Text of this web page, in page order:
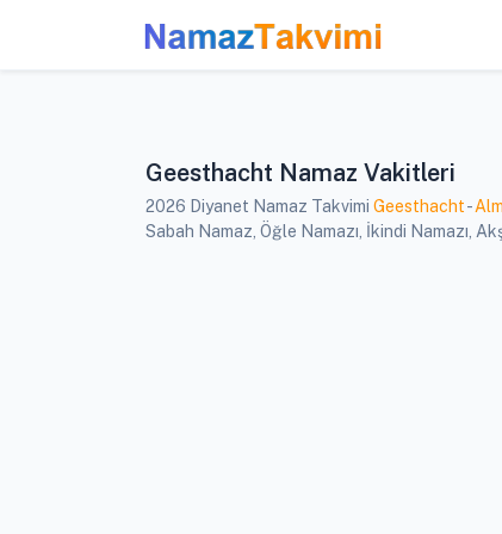
Geesthacht Namaz Vakitleri
2026 Diyanet Namaz Takvimi Geesthacht-
Sabah Namaz, Öğle Namazı, İkindi Namazı,